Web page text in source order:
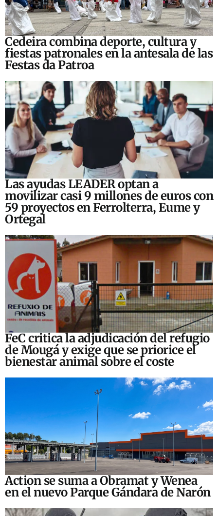
Cedeira combina deporte, cultura y
fiestas patronales en la antesala de las
Festas da Patroa
Las ayudas LEADER optan a
movilizar casi 9 millones de euros con
59 proyectos en Ferrolterra, Eume y
Ortegal
FeC critica la adjudicación del refugio
de Mougá y exige que se priorice el
bienestar animal sobre el coste
Action se suma a Obramat y Wenea
en el nuevo Parque Gándara de Narón